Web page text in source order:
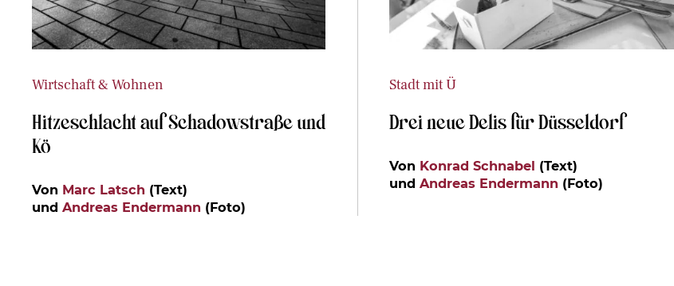
Wirtschaft & Wohnen
Hitzeschlacht auf Schadowstraße und
Kö
Von Marc Latsch (Text)
und Andreas Endermann (Foto)
Stadt mit Ü
Drei neue Delis für Düsseldorf
Von Konrad Schnabel (Text)
und Andreas Endermann (Foto)